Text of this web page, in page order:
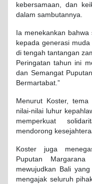
kebersamaan, dan
dalam sambutannya.
Ia menekankan
kepada generasi
di tengah tantangan
Peringatan tahun ini
dan Semangat
Bermartabat.”
Menurut Koster,
nilai-nilai luhur
memperkuat
mendorong
Koster juga
Puputan
mewujudkan Bali
mengajak seluruh